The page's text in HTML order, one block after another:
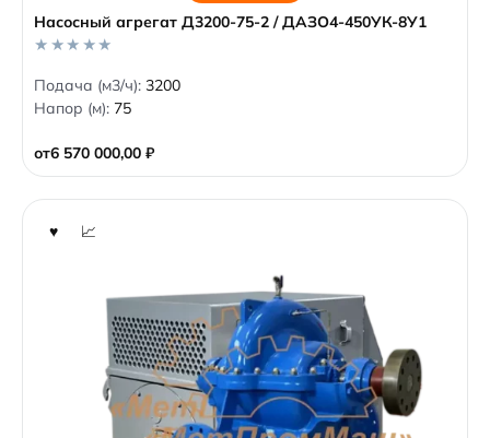
Насосный агрегат Д3200-75-2 / ДАЗО4-450УК-8У1
от6 570 000,00 ₽
0
o
u
f
5
Подача (м3/ч): 3200
Напор (м): 75